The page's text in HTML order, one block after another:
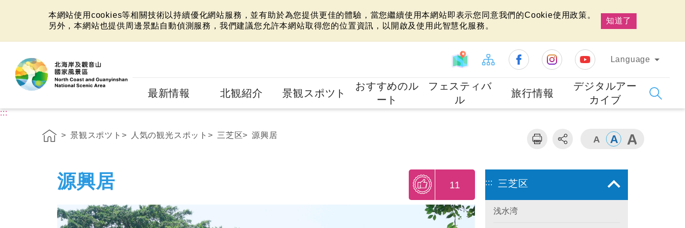
本網站使用cookies等相關技術以持續優化網站服務，並有助於為您提供更佳的體驗，當您繼續使用本網站即表示您同意我們的Cookie使用政策。
另外，本網站也提供周邊景點自動偵測服務，我們建議您允許本網站取得您的位置資訊，以開啟及使用此智慧化服務。
知道了
Language
最新情報 北観紹介 景観スポツト
おすすめのル
ート
フェスティバ
ル
旅行情報
デジタルアー
カイブ
:::
景観スポツト 人気の観光スポット 三芝区 源興居
源興居 11 ::: 三芝区
浅水湾